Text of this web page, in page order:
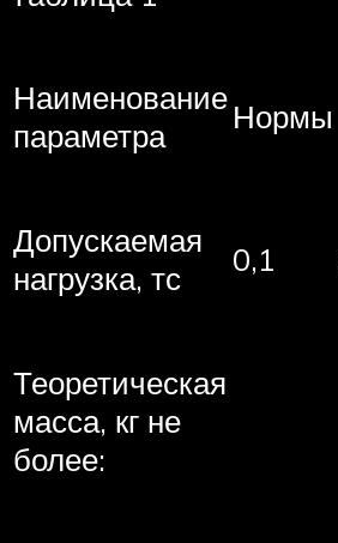
Наименование
параметра
Нормы
Допускаемая
нагрузка, тс
0,1
Теоретическая
масса, кг не
более: